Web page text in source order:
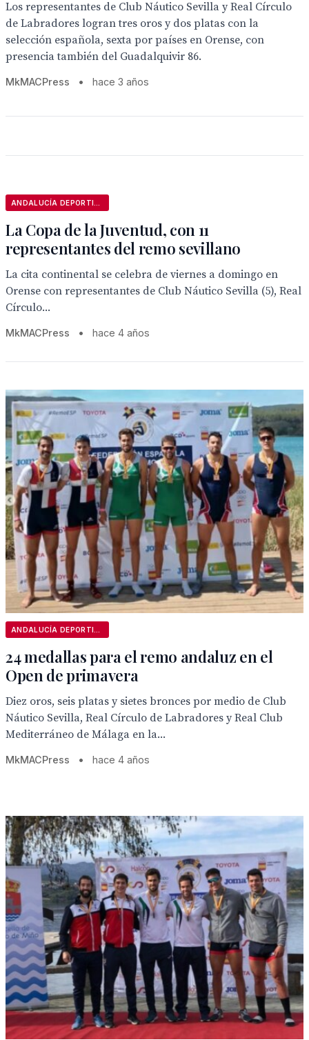
Los representantes de Club Náutico Sevilla y Real Círculo
de Labradores logran tres oros y dos platas con la
selección española, sexta por países en Orense, con
presencia también del Guadalquivir 86.
MkMACPress • hace 3 años
La Copa de la Juventud, con 11
representantes del remo sevillano
La cita continental se celebra de viernes a domingo en
Orense con representantes de Club Náutico Sevilla (5), Real
Círculo...
MkMACPress • hace 4 años
24 medallas para el remo andaluz en el
Open de primavera
Diez oros, seis platas y sietes bronces por medio de Club
Náutico Sevilla, Real Círculo de Labradores y Real Club
Mediterráneo de Málaga en la...
MkMACPress • hace 4 años